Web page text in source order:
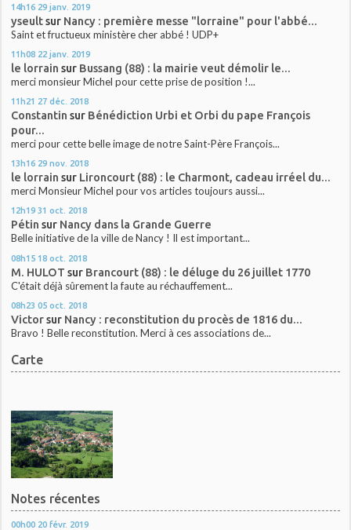
14h16 29 janv. 2019
yseultsur Nancy : première messe "lorraine" pour l'abbé...
Saint et fructueux ministère cher abbé ! UDP+
11h08 22 janv. 2019
le lorrain sur Bussang (88) : la mairie veut démolir le...
merci monsieur Michel pour cette prise de position !...
11h21 27 déc. 2018
Constantin sur Bénédiction Urbi et Orbi du pape François
pour...
merci pour cette belle image de notre Saint-Père François...
13h16 29 nov. 2018
le lorrain sur Lironcourt (88) : le Charmont, cadeau irréel du...
merci Monsieur Michel pour vos articles toujours aussi...
12h19 31 oct. 2018
Pétin sur Nancy dans la Grande Guerre
Belle initiative de la ville de Nancy ! Il est important...
08h15 18 oct. 2018
M. HULOT sur Brancourt (88) : le déluge du 26 juillet 1770
C'était déjà sûrement la faute au réchauffement...
08h23 05 oct. 2018
Victorsur Nancy : reconstitution du procès de 1816 du...
Bravo ! Belle reconstitution. Merci à ces associations de...
Carte
Notes récentes
00h00 20 févr. 2019